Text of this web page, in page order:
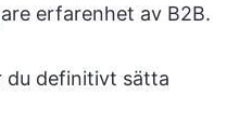
erfarenhet av B2B.
du definitivt sätta